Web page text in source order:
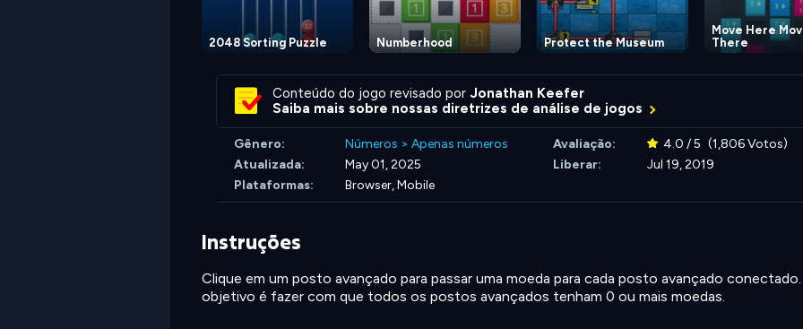
2048 Sorting Puzzle Numberhood Protect the Museum
Move Here
There
Conteúdo do jogo revisado por Jonathan Keefer
Saiba mais sobre nossas diretrizes de análise de jogos
Gênero: Números > Apenas números Avaliação: 4.0 / 5 (1,806 Votos)
Atualizada:
May 01, 2025 Liberar:
Jul 19, 2019
Plataformas:
Browser, Mobile
Instruções
Clique em um posto avançado para passar uma moeda para cada posto avançado conectado.
objetivo é fazer com que todos os postos avançados tenham 0 ou mais moedas.